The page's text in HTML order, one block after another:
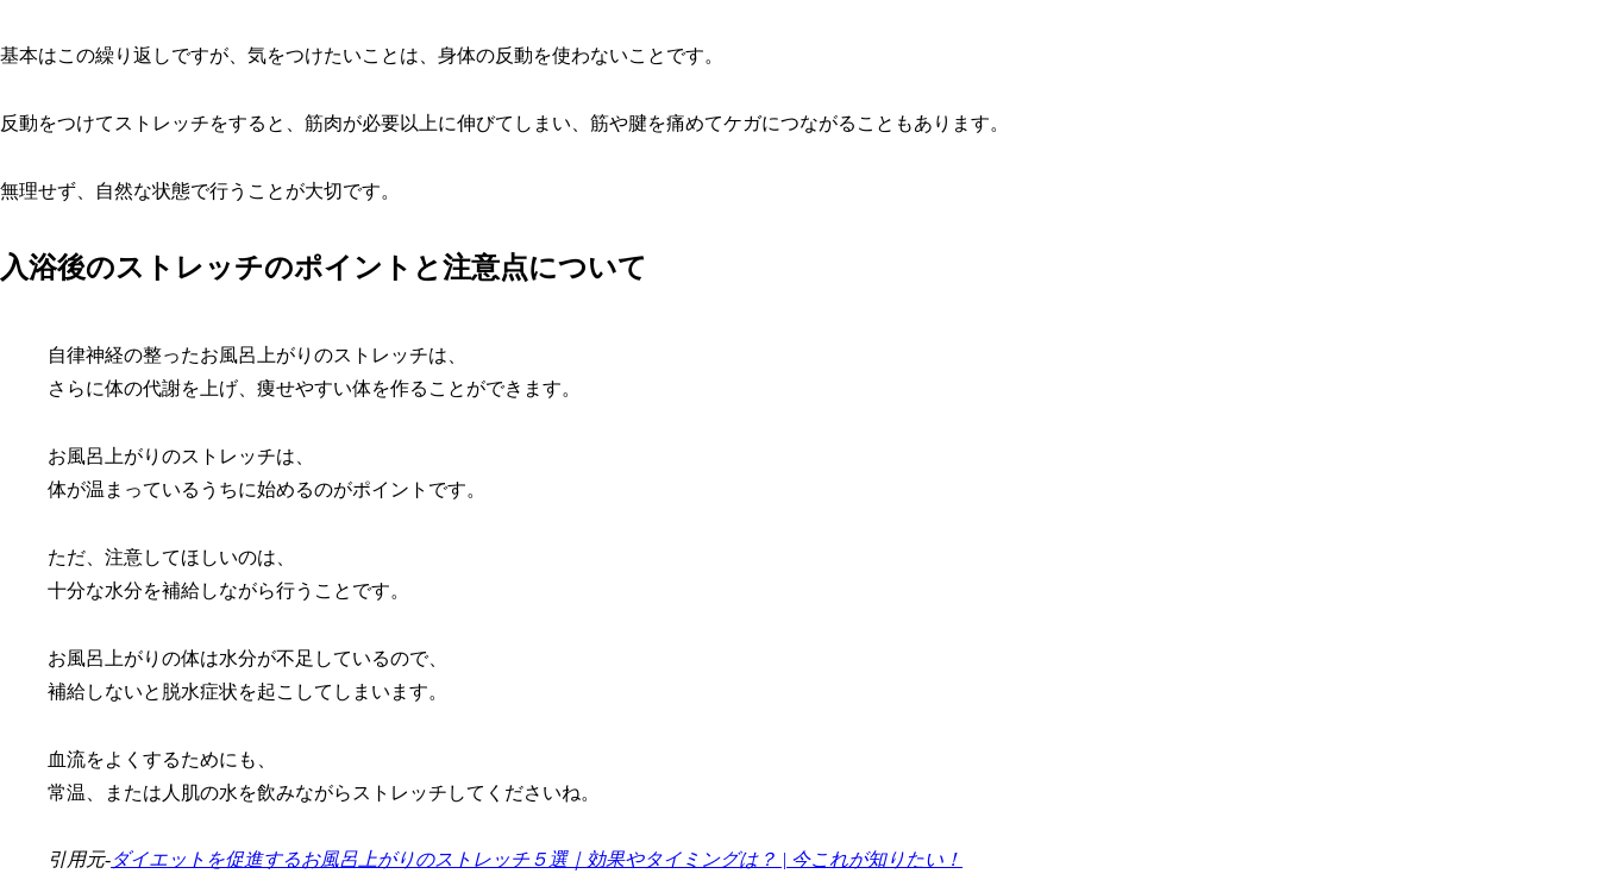
基本はこの繰り返しですが、気をつけたいことは、身体の反動を使わないことです。
反動をつけてストレッチをすると、筋肉が必要以上に伸びてしまい、筋や腱を痛めてケガにつながることもあります。
無理せず、自然な状態で行うことが大切です。
入浴後のストレッチのポイントと注意点について
自律神経の整ったお風呂上がりのストレッチは、
さらに体の代謝を上げ、痩せやすい体を作ることができます。
お風呂上がりのストレッチは、
体が温まっているうちに始めるのがポイントです。
ただ、注意してほしいのは、
十分な水分を補給しながら行うことです。
お風呂上がりの体は水分が不足しているので、
補給しないと脱水症状を起こしてしまいます。
血流をよくするためにも、
常温、または人肌の水を飲みながらストレッチしてくださいね。
引用元-ダイエットを促進するお風呂上がりのストレッチ５選｜効果やタイミングは？ | 今これが知りたい！